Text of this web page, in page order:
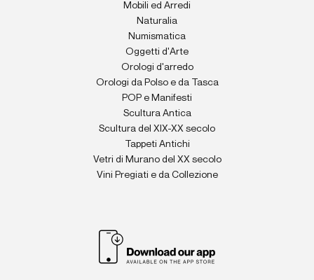
Mobili ed Arredi
Naturalia
Numismatica
Oggetti d'Arte
Orologi d'arredo
Orologi da Polso e da Tasca
POP e Manifesti
Scultura Antica
Scultura del XIX-XX secolo
Tappeti Antichi
Vetri di Murano del XX secolo
Vini Pregiati e da Collezione